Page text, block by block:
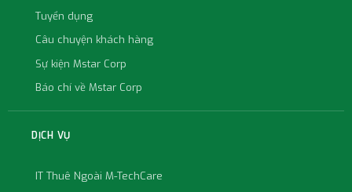
Tuyển dụng
Câu chuyện khách hàng
Sự kiện Mstar Corp
Báo chí về Mstar Corp
DỊCH VỤ
IT Thuê Ngoài M-TechCare